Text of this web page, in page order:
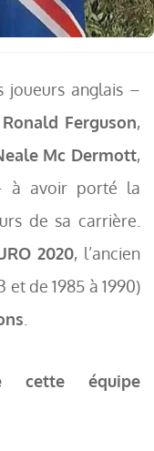
joueurs anglais –
Ronald Ferguson,
Mc Dermott,
avoir porté la
de sa carrière.
2020, l’ancien
et de 1985 à 1990)
cette équipe